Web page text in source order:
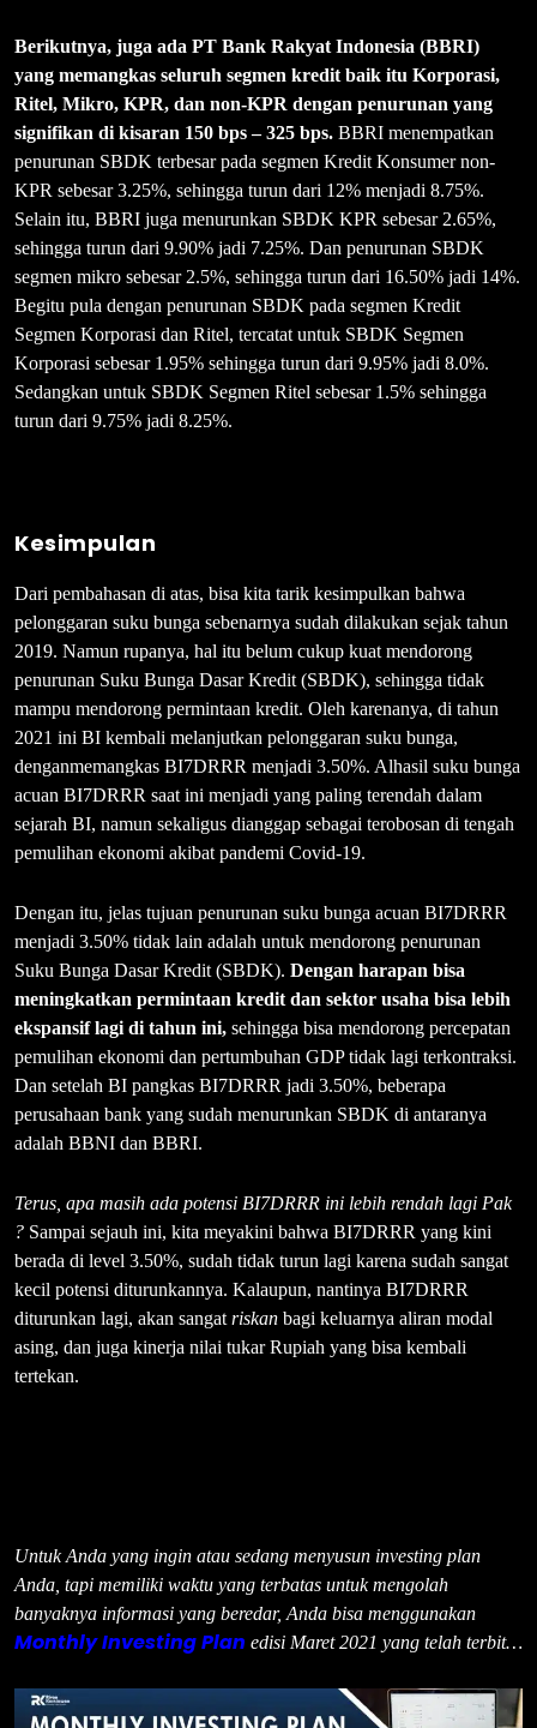
Berikutnya, juga ada PT Bank Rakyat Indonesia (BBRI)
yang memangkas seluruh segmen kredit baik itu Korporasi,
Ritel, Mikro, KPR, dan non-KPR dengan penurunan yang
signifikan di kisaran 150 bps – 325 bps. BBRI menempatkan
penurunan SBDK terbesar pada segmen Kredit Konsumer non-
KPR sebesar 3.25%, sehingga turun dari 12% menjadi 8.75%.
Selain itu, BBRI juga menurunkan SBDK KPR sebesar 2.65%,
sehingga turun dari 9.90% jadi 7.25%. Dan penurunan SBDK
segmen mikro sebesar 2.5%, sehingga turun dari 16.50% jadi 14%.
Begitu pula dengan penurunan SBDK pada segmen Kredit
Segmen Korporasi dan Ritel, tercatat untuk SBDK Segmen
Korporasi sebesar 1.95% sehingga turun dari 9.95% jadi 8.0%.
Sedangkan untuk SBDK Segmen Ritel sebesar 1.5% sehingga
turun dari 9.75% jadi 8.25%.
Kesimpulan
Dari pembahasan di atas, bisa kita tarik kesimpulkan bahwa
pelonggaran suku bunga sebenarnya sudah dilakukan sejak tahun
2019. Namun rupanya, hal itu belum cukup kuat mendorong
penurunan Suku Bunga Dasar Kredit (SBDK), sehingga tidak
mampu mendorong permintaan kredit. Oleh karenanya, di tahun
2021 ini BI kembali melanjutkan pelonggaran suku bunga,
denganmemangkas BI7DRRR menjadi 3.50%. Alhasil suku bunga
acuan BI7DRRR saat ini menjadi yang paling terendah dalam
sejarah BI, namun sekaligus dianggap sebagai terobosan di tengah
pemulihan ekonomi akibat pandemi Covid-19.
Dengan itu, jelas tujuan penurunan suku bunga acuan BI7DRRR
menjadi 3.50% tidak lain adalah untuk mendorong penurunan
Suku Bunga Dasar Kredit (SBDK). Dengan harapan bisa
meningkatkan permintaan kredit dan sektor usaha bisa lebih
ekspansif lagi di tahun ini, sehingga bisa mendorong percepatan
pemulihan ekonomi dan pertumbuhan GDP tidak lagi terkontraksi.
Dan setelah BI pangkas BI7DRRR jadi 3.50%, beberapa
perusahaan bank yang sudah menurunkan SBDK di antaranya
adalah BBNI dan BBRI.
Terus, apa masih ada potensi BI7DRRR ini lebih rendah lagi Pak
? Sampai sejauh ini, kita meyakini bahwa BI7DRRR yang kini
berada di level 3.50%, sudah tidak turun lagi karena sudah sangat
kecil potensi diturunkannya. Kalaupun, nantinya BI7DRRR
diturunkan lagi, akan sangatriskan bagi keluarnya aliran modal
asing, dan juga kinerja nilai tukar Rupiah yang bisa kembali
tertekan.
Untuk Anda yang ingin atau sedang menyusun investing plan
Anda, tapi memiliki waktu yang terbatas untuk mengolah
banyaknya informasi yang beredar, Anda bisa menggunakan
Monthly Investing Plan edisi Maret 2021 yang telah terbit…